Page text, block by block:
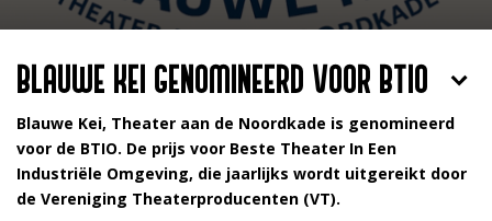
BLAUWE KEI GENOMINEERD VOOR BTIO
Blauwe Kei, Theater aan de Noordkade is genomineerd
voor de BTIO. De prijs voor Beste Theater In Een
Industriële Omgeving, die jaarlijks wordt uitgereikt door
de Vereniging Theaterproducenten (VT).